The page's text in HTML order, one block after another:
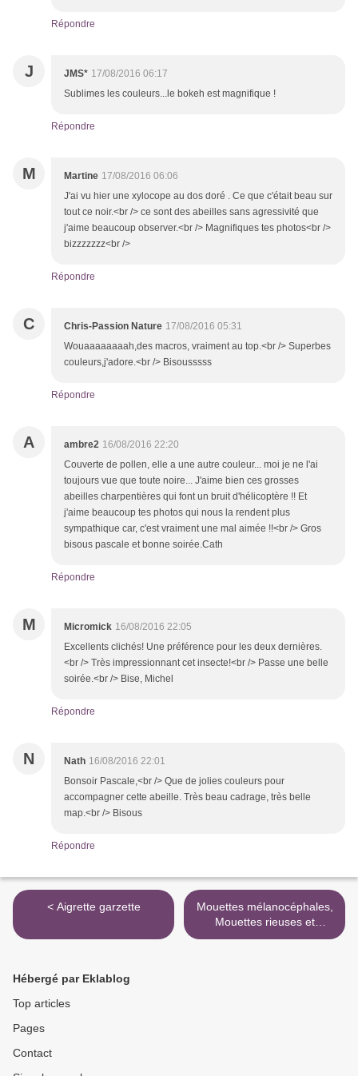
Répondre
J JMS* 17/08/2016 06:17
Sublimes les couleurs...le bokeh est magnifique !
Répondre
M Martine 17/08/2016 06:06
J'ai vu hier une xylocope au dos doré . Ce que c'était beau sur
tout ce noir.<br /> ce sont des abeilles sans agressivité que
j'aime beaucoup observer.<br /> Magnifiques tes photos<br />
bizzzzzzz<br />
Répondre
C Chris-Passion Nature 17/08/2016 05:31
Wouaaaaaaaah,des macros, vraiment au top.<br /> Superbes
couleurs,j'adore.<br /> Bisousssss
Répondre
A ambre2 16/08/2016 22:20
Couverte de pollen, elle a une autre couleur... moi je ne l'ai
toujours vue que toute noire... J'aime bien ces grosses
abeilles charpentières qui font un bruit d'hélicoptère !! Et
j'aime beaucoup tes photos qui nous la rendent plus
sympathique car, c'est vraiment une mal aimée !!<br /> Gros
bisous pascale et bonne soirée.Cath
Répondre
M Micromick 16/08/2016 22:05
Excellents clichés! Une préférence pour les deux dernières.
<br /> Très impressionnant cet insecte!<br /> Passe une belle
soirée.<br /> Bise, Michel
Répondre
N Nath 16/08/2016 22:01
Bonsoir Pascale,<br /> Que de jolies couleurs pour
accompagner cette abeille. Très beau cadrage, très belle
map.<br /> Bisous
Répondre
< Aigrette garzette
Mouettes mélanocéphales,
Mouettes rieuses et
Goélands Leucophées >
Hébergé par Eklablog
Top articles
Pages
Contact